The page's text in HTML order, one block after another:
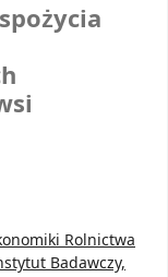
Rolnictwa
Badawczy,